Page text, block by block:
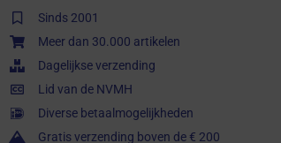
Sinds 2001
Meer dan 30.000 artikelen
Dagelijkse verzending
Lid van de NVMH
Diverse betaalmogelijkheden
Gratis verzending boven de € 200